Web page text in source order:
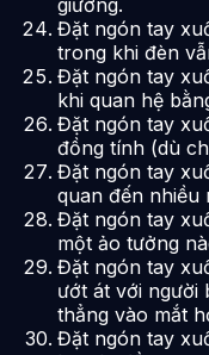
Đặt ngón tay
trong khi đèn
Đặt ngón tay
khi quan hệ
Đặt ngón tay
đồng tính (dù
Đặt ngón tay
quan đến nhiều
Đặt ngón tay
một ảo tưởng
Đặt ngón tay
ướt át với người
thẳng vào mắt
Đặt ngón tay